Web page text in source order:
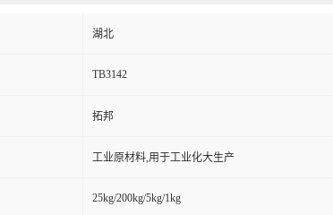
湖北
TB3142
拓邦
工业原材料,用于工业化大生产
25kg/200kg/5kg/1kg